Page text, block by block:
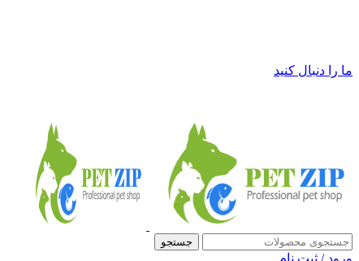
ما را دنبال کنید
جستجو
ورود / ثبت نام